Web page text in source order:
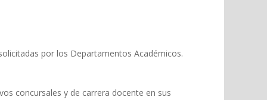
por los Departamentos Académicos.
concursales y de carrera docente en sus